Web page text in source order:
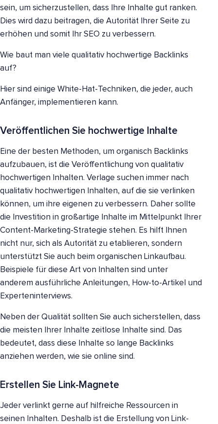
sein, um sicherzustellen, dass Ihre Inhalte gut ranken.
Dies wird dazu beitragen, die Autorität Ihrer Seite zu
erhöhen und somit Ihr SEO zu verbessern.
Wie baut man viele qualitativ hochwertige Backlinks
auf?
Hier sind einige White-Hat-Techniken, die jeder, auch
Anfänger, implementieren kann.
Veröffentlichen Sie hochwertige Inhalte
Eine der besten Methoden, um organisch Backlinks
aufzubauen, ist die Veröffentlichung von qualitativ
hochwertigen Inhalten. Verlage suchen immer nach
qualitativ hochwertigen Inhalten, auf die sie verlinken
können, um ihre eigenen zu verbessern. Daher sollte
die Investition in großartige Inhalte im Mittelpunkt Ihrer
Content-Marketing-Strategie stehen. Es hilft Ihnen
nicht nur, sich als Autorität zu etablieren, sondern
unterstützt Sie auch beim organischen Linkaufbau.
Beispiele für diese Art von Inhalten sind unter
anderem ausführliche Anleitungen, How-to-Artikel und
Experteninterviews.
Neben der Qualität sollten Sie auch sicherstellen, dass
die meisten Ihrer Inhalte zeitlose Inhalte sind. Das
bedeutet, dass diese Inhalte so lange Backlinks
anziehen werden, wie sie online sind.
Erstellen Sie Link-Magnete
Jeder verlinkt gerne auf hilfreiche Ressourcen in
seinen Inhalten. Deshalb ist die Erstellung von Link-